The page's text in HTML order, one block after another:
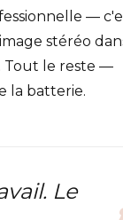
—
stéréo
Tout le reste —
la batterie.
Le